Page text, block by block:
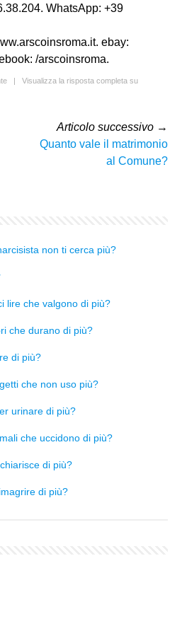
WhatsApp: +39
ebay:
/arscoinsroma.
| Visualizza la risposta completa su
Articolo successivo →
Quanto vale il matrimonio
al Comune?
non ti cerca più?
lire che valgono di più?
che durano di più?
di più?
che non uso più?
urinare di più?
che uccidono di più?
di più?
di più?